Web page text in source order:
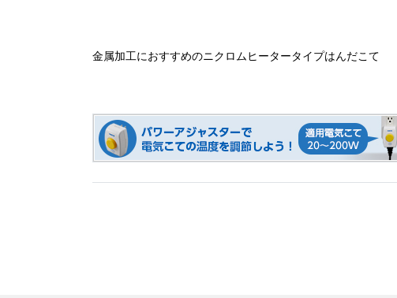
金属加工におすすめのニクロムヒータータイプはんだこて